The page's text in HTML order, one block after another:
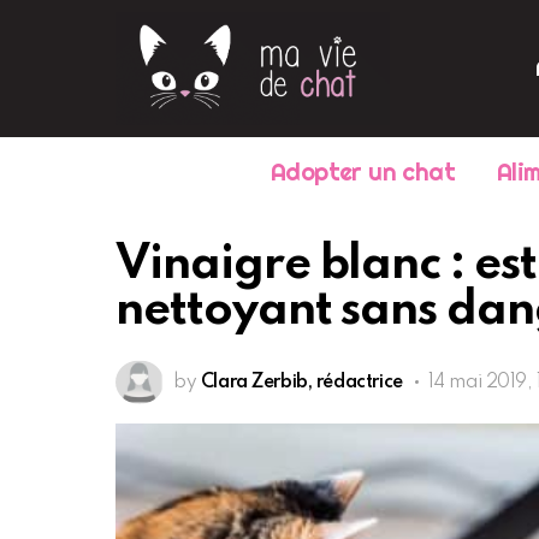
Adopter un chat
Vinaigre blanc :
nettoyant sans
by Clara Zerbib, rédactrice 14 mai